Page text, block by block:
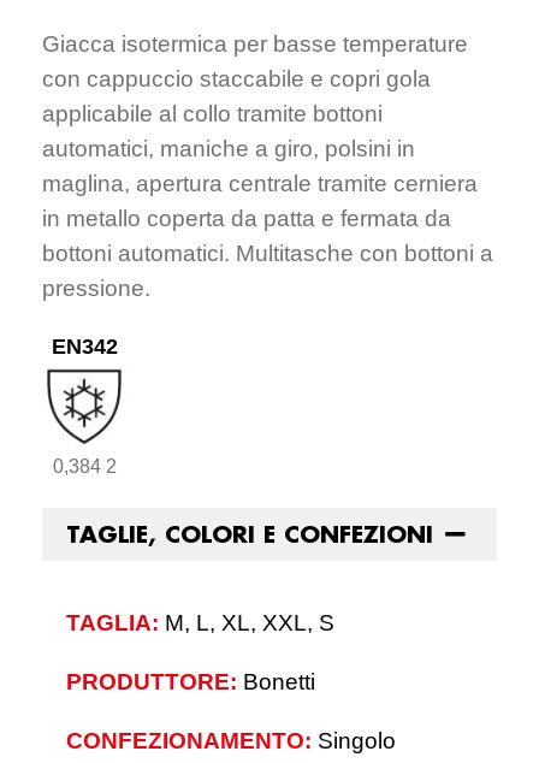
Giacca isotermica per basse temperature
con cappuccio staccabile e copri gola
applicabile al collo tramite bottoni
automatici, maniche a giro, polsini in
maglina, apertura centrale tramite cerniera
in metallo coperta da patta e fermata da
bottoni automatici. Multitasche con bottoni a
pressione.
EN342
0,384 2
TAGLIE, COLORI E CONFEZIONI
TAGLIA: M, L, XL, XXL, S
PRODUTTORE: Bonetti
CONFEZIONAMENTO: Singolo